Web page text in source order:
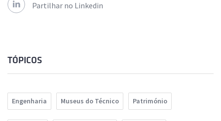
Partilhar no Linkedin
TÓPICOS
Engenharia Museus do Técnico Património